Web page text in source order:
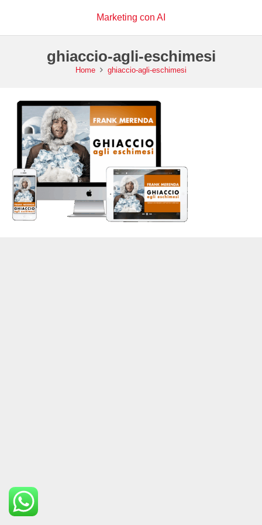
Marketing con AI
ghiaccio-agli-eschimesi
Home ghiaccio-agli-eschimesi